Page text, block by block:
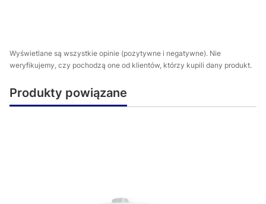
Wyświetlane są wszystkie opinie (pozytywne i negatywne). Nie
weryfikujemy, czy pochodzą one od klientów, którzy kupili dany produkt.
Produkty powiązane